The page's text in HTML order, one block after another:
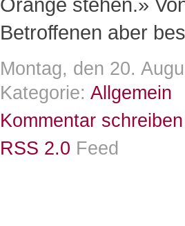
Betroffenen aber
Montag, den 20.
Kategorie: Allgemein
Kommentar schreiben
RSS 2.0 Feed